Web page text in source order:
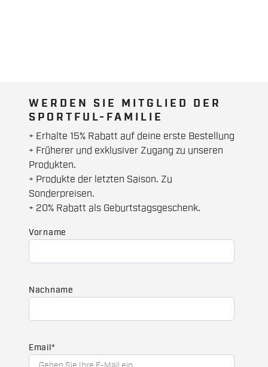
WERDEN SIE MITGLIED DER
SPORTFUL-FAMILIE
+ Erhalte 15% Rabatt auf deine erste Bestellung
+ Früherer und exklusiver Zugang zu unseren
Produkten.
+ Produkte der letzten Saison. Zu
Sonderpreisen.
+ 20% Rabatt als Geburtstagsgeschenk.
Vorname
Nachname
Email *